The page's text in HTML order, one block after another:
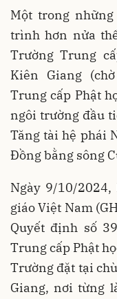
Một trong
trình hơn nửa
Trường Trung
Kiên Giang
Trung cấp Phật
ngôi trường đầu
Tăng tài hệ phái
Đồng bằng sông
Ngày 9/10/
giáo Việt Nam
Quyết định số
Trung cấp Phật
Trường đặt tại
Giang, nơi từng